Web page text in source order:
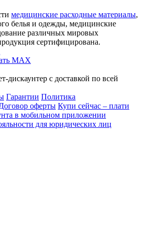
медицинские расходные материалы,
белья и одежды, медицинские
различных мировых
сертифицирована.
MAX
дискаунтер с доставкой по всей
Гарантии Политика
оферты Купи сейчас – плати
в мобильном приложении
для юридических лиц